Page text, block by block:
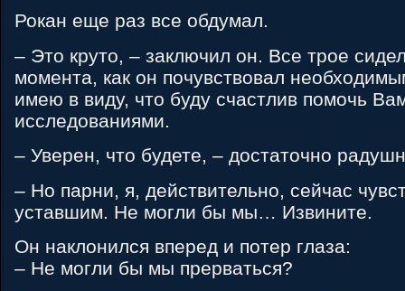
Рокан еще раз все обдумал.
– Это круто, – заключил он. Все трое
момента, как он почувствовал
имею в виду, что буду счастлив помочь
исследованиями.
– Уверен, что будете, – достаточно
– Но парни, я, действительно, сейчас
уставшим. Не могли бы мы… Извините.
Он наклонился вперед и потер глаза:
– Не могли бы мы прерваться?